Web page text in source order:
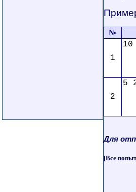
№
1
10
2
5
Для
[Все